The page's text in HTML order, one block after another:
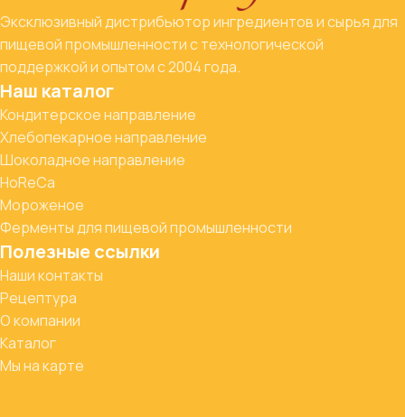
Эксклюзивный дистрибьютор ингредиентов и сырья для
пищевой промышленности с технологической
поддержкой и опытом с 2004 года.
Наш каталог
Кондитерское направление
Хлебопекарное направление
Шоколадное направление
HoReCa
Мороженое
Ферменты для пищевой промышленности
Полезные ссылки
Наши контакты
Рецептура
О компании
Каталог
Мы на карте